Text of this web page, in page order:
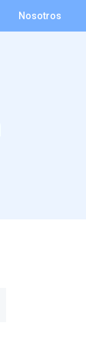
Nosotros